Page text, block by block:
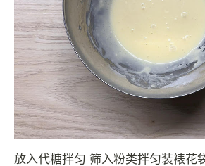
放入代糖拌匀 筛入粉类拌匀装裱花